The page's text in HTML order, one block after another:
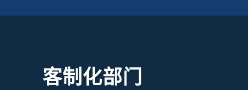
客制化部门